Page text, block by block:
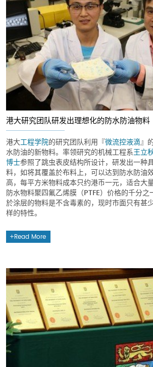
港大研究团队研发出理想化的防水防油物料
港大工程学院的研究团队利用『微流控液滴』
水防油的新物料。率领研究的机械工程系王立
博士参照了跳虫表皮结构所设计，研发出一种
料，如将其覆盖於布料上，可以达到防水防油
高，每平方米物料成本只约港币一元，适合大
防水物料聚四氟乙烯膜（PTFE）价格的千分
於涂层的物料是不含毒素的，现时市面只有甚
样的特性。
Read More